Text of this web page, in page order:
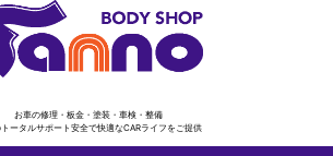
お車の修理・板金・塗装・車検・整備
ータルサポート安全で快適なCARライフをご提供